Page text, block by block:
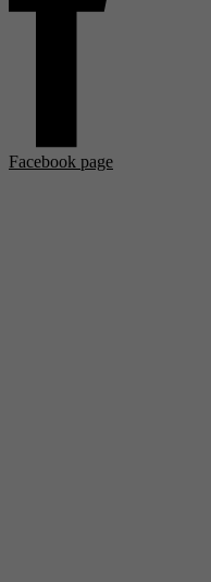
Facebook page